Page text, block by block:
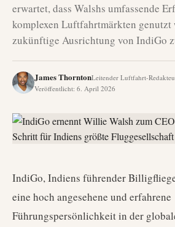
erwartet, dass Walshs umfassende
komplexen Luftfahrtmärkten genutzt
zukünftige Ausrichtung von IndiGo
James ThorntonLeitender Luftfahrt-
Veröffentlicht: 6. April 2026
IndiGo, Indiens führender
eine hoch angesehene und erfahrene
Führungspersönlichkeit in der